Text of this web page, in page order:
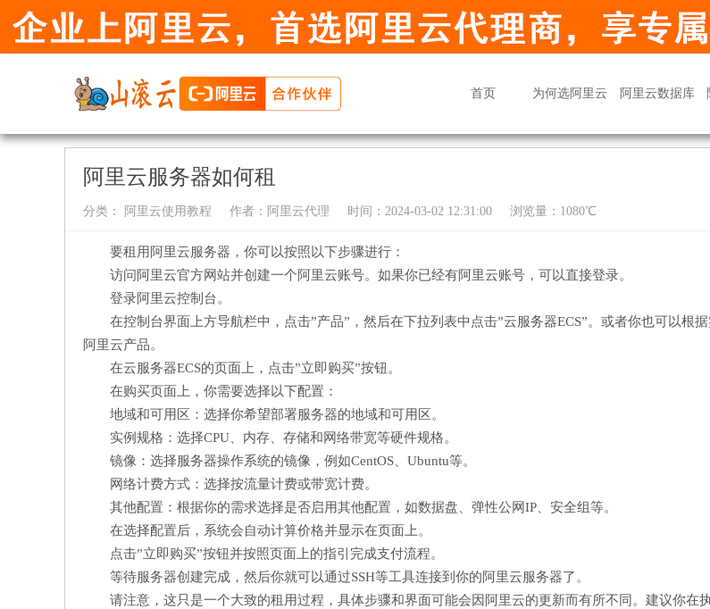
首页 为何选阿里云 阿里云数据库
阿里云服务器如何租
分类： 阿里云使用教程 作者： 阿里云代理 时间：2024-03-02 12:31:00 浏览量：1080℃
要租用阿里云服务器，你可以按照以下步骤进行：
访问阿里云官方网站并创建一个阿里云账号。如果你已经有阿里云账号，可以直接登录。
登录阿里云控制台。
在控制台界面上方导航栏中，点击”产品”，然后在下拉列表中点击”云服务器ECS”。或者你也可以根
阿里云产品。
在云服务器ECS的页面上，点击”立即购买”按钮。
在购买页面上，你需要选择以下配置：
地域和可用区：选择你希望部署服务器的地域和可用区。
实例规格：选择CPU、内存、存储和网络带宽等硬件规格。
镜像：选择服务器操作系统的镜像，例如CentOS、Ubuntu等。
网络计费方式：选择按流量计费或带宽计费。
其他配置：根据你的需求选择是否启用其他配置，如数据盘、弹性公网IP、安全组等。
在选择配置后，系统会自动计算价格并显示在页面上。
点击”立即购买”按钮并按照页面上的指引完成支付流程。
等待服务器创建完成，然后你就可以通过SSH等工具连接到你的阿里云服务器了。
请注意，这只是一个大致的租用过程，具体步骤和界面可能会因阿里云的更新而有所不同。建议你在